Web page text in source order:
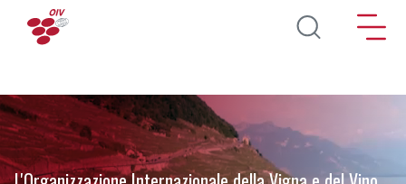
Salta al contenuto principale